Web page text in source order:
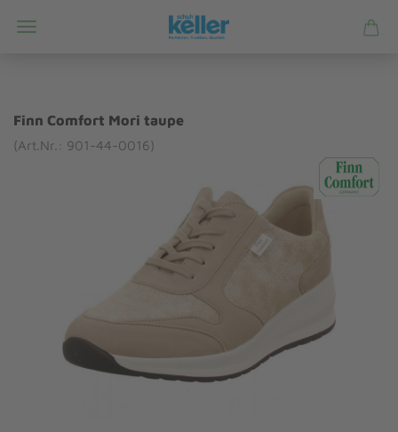
Finn Comfort Mori taupe
(Art.Nr.: 901-44-0016)